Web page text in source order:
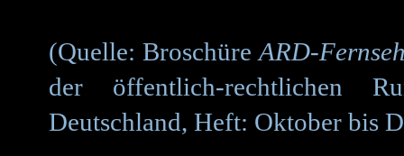
(Quelle: Broschüre ARD-
der öffentlich-rechtlichen
Deutschland, Heft: Oktober bis